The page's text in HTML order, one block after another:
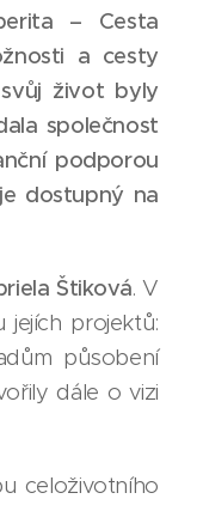
– Cesta
a cesty
život byly
společnost
podporou
dostupný na
Štiková. V
projektů:
působení
dále o vizi
celoživotního